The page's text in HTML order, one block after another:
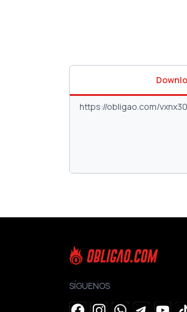
SÍGUENOS